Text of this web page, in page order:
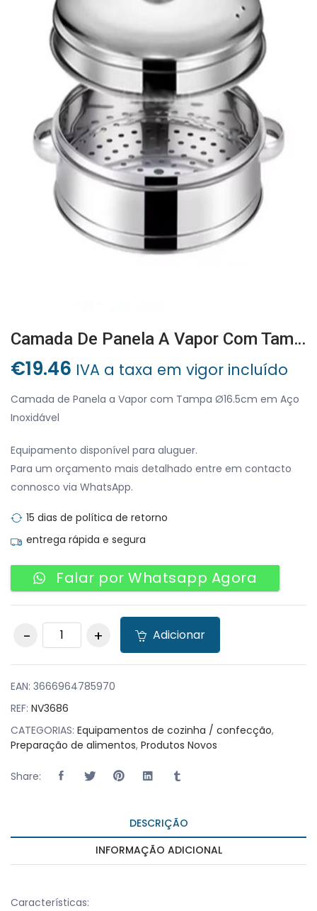
Camada De Panela A Vapor Com Tampa Ø16.5cm Em Aço Inoxidável
€19.46 IVA a taxa em vigor incluído
Camada de Panela a Vapor com Tampa Ø16.5cm em Aço
Inoxidável
Equipamento disponível para aluguer.
Para um orçamento mais detalhado entre em contacto
connosco via WhatsApp.
15 dias de política de retorno
entrega rápida e segura
Falar por Whatsapp Agora
Camada de Panela
a Vapor com
quantity
Adicionar
EAN: 3666964785970
REF: NV3686
CATEGORIAS: Equipamentos de cozinha / confecção,
Preparação de alimentos, Produtos Novos
Share:
DESCRIÇÃO
INFORMAÇÃO ADICIONAL
Características: